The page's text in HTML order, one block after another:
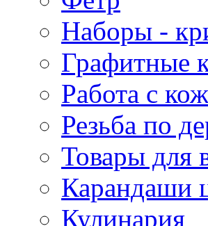
Наборы -
Графитные
Работа с
Резьба по
Товары для
Карандаши
Кулинария